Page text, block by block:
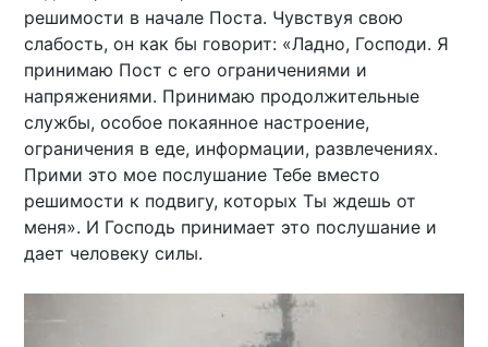
решимости в начале Поста. Чувствуя свою
слабость, он как бы говорит: «Ладно, Господи. Я
принимаю Пост с его ограничениями и
напряжениями. Принимаю продолжительные
службы, особое покаянное настроение,
ограничения в еде, информации, развлечениях.
Прими это мое послушание Тебе вместо
решимости к подвигу, которых Ты ждешь от
меня». И Господь принимает это послушание и
дает человеку силы.